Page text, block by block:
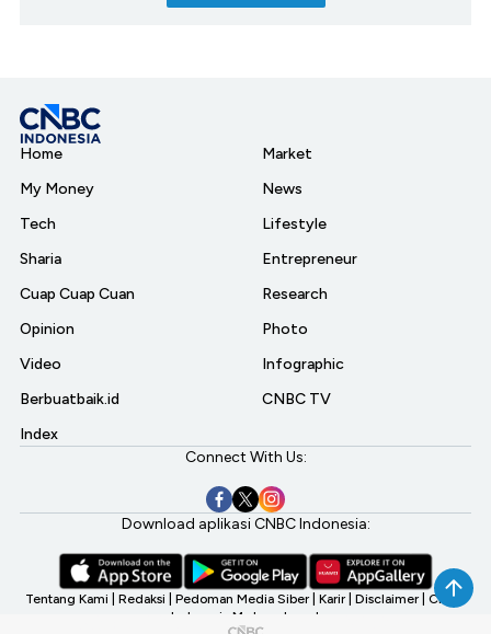
Home
My Money
Tech
Sharia
Cuap Cuap Cuan
Opinion
Video
Berbuatbaik.id
Index
Market
News
Lifestyle
Entrepreneur
Research
Photo
Infographic
CNBC TV
Connect With Us:
Download aplikasi CNBC Indonesia:
Tentang Kami Redaksi Pedoman Media Siber Karir Disclaimer CNBC
Indonesia My Investment